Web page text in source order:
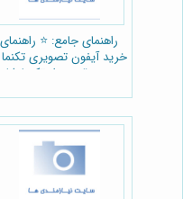
راهنمای جامع: ⭐️ راهنمای
خرید آیفون تصویری تکنما
بهترین قیمت از تکنما شاپ